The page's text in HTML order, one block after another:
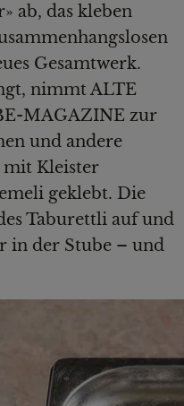
ab, das kleben
Gesamtwerk.
nimmt ALTE
MAGAZINE zur
und andere
mit Kleister
geklebt. Die
Taburettli auf und
in der Stube – und